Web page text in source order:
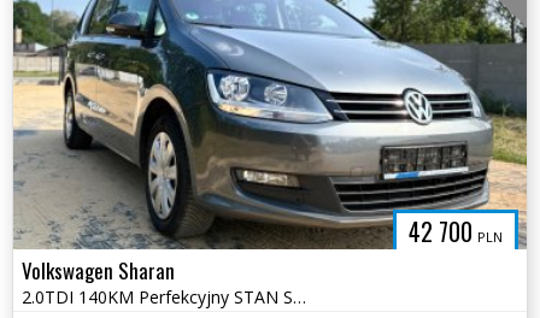
42 700 PLN
Volkswagen Sharan
2.0TDI 140KM Perfekcyjny STAN Serwis ASO pełna dokumentacja Opłacony